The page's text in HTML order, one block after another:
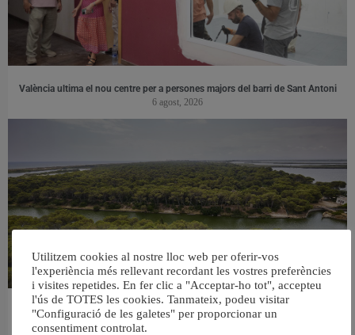
València ultima el nou centre per a persones majors del barri de Sant Antoni
6 agost, 2026
València retira prop de 15.000 litres de residus de la Devesa durant el mes de
Utilitzem cookies al nostre lloc web per oferir-vos
l'experiència més rellevant recordant les vostres preferències
i visites repetides. En fer clic a "Acceptar-ho tot", accepteu
l'ús de TOTES les cookies. Tanmateix, podeu visitar
"Configuració de les galetes" per proporcionar un
consentiment controlat.